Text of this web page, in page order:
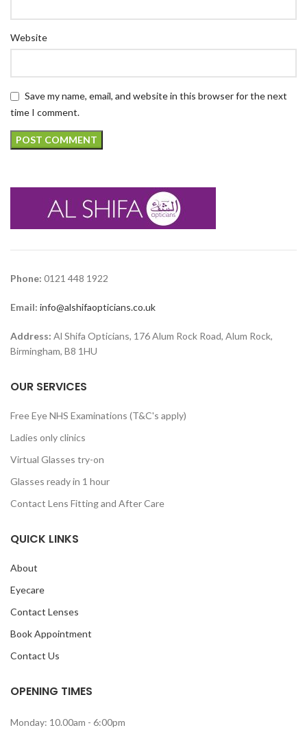
Website
Save my name, email, and website in this browser for the next
time I comment.
Phone: 0121 448 1922
Email: info@alshifaopticians.co.uk
Address: Al Shifa Opticians, 176 Alum Rock Road, Alum Rock,
Birmingham, B8 1HU
OUR SERVICES
Free Eye NHS Examinations (T&C's apply)
Ladies only clinics
Virtual Glasses try-on
Glasses ready in 1 hour
Contact Lens Fitting and After Care
QUICK LINKS
About
Eyecare
Contact Lenses
Book Appointment
Contact Us
OPENING TIMES
Monday: 10.00am - 6:00pm